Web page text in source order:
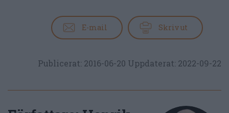
E-mail Skriv ut
Publicerat: 2016-06-20 Uppdaterat: 2022-09-22